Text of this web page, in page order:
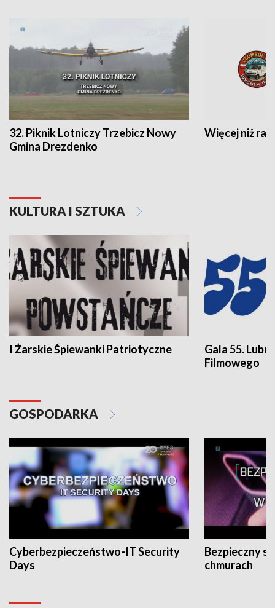
32. Piknik Lotniczy Trzebicz Nowy
Gmina Drezdenko
Więcej niż rajd
KULTURA I SZTUKA
I Żarskie Śpiewanki Patriotyczne
Gala 55.
Filmowego
GOSPODARKA
Cyberbezpieczeństwo-IT Security
Days
Bezpieczny
chmurach